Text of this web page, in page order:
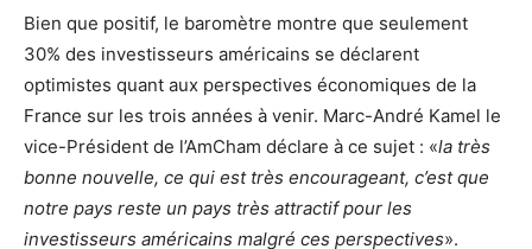
Bien que positif, le baromètre montre que seulement
30% des investisseurs américains se déclarent
optimistes quant aux perspectives économiques de la
France sur les trois années à venir. Marc-André Kamel le
vice-Président de l’AmCham déclare à ce sujet : «la très
bonne nouvelle, ce qui est très encourageant, c’est que
notre pays reste un pays très attractif pour les
investisseurs américains malgré ces perspectives».